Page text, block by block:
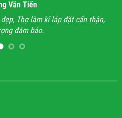
Bùi Quốc Trung
những công trình lăng mộ đá, hầu
thấy sự sắc sảo, tinh tế, họ chỉ làm
quan tâm đến thẩm mỹ và chất
lượng.